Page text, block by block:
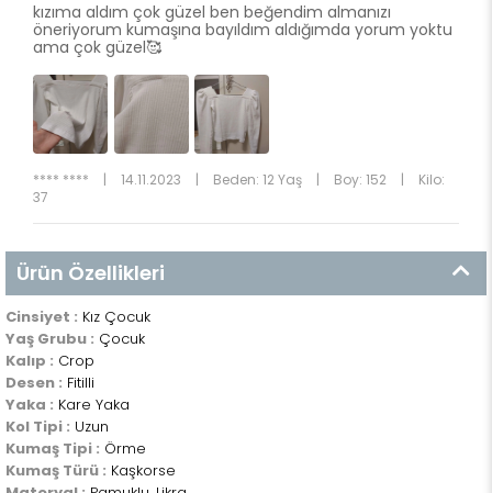
kızıma aldım çok güzel ben beğendim almanızı
öneriyorum kumaşına bayıldım aldığımda yorum yoktu
ama çok güzel🥰
**** **** | 14.11.2023 | Beden: 12 Yaş | Boy: 152 |
Kilo:
37
Ürün Özellikleri
Cinsiyet : Kız Çocuk
Yaş Grubu : Çocuk
Kalıp : Crop
Desen : Fitilli
Yaka : Kare Yaka
Kol Tipi : Uzun
Kumaş Tipi : Örme
Kumaş Türü : Kaşkorse